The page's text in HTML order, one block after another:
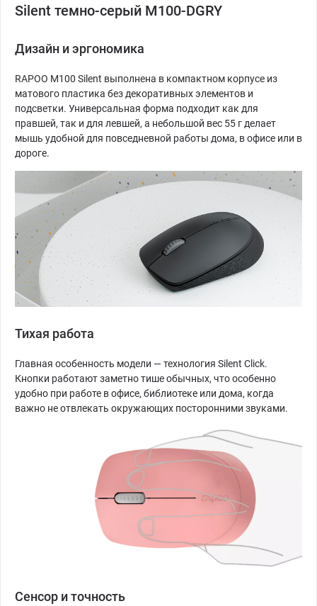
Silent темно-серый M100-DGRY
Дизайн и эргономика
RAPOO M100 Silent выполнена в компактном корпусе из
матового пластика без декоративных элементов и
подсветки. Универсальная форма подходит как для
правшей, так и для левшей, а небольшой вес 55 г делает
мышь удобной для повседневной работы дома, в офисе или в
дороге.
Тихая работа
Главная особенность модели — технология Silent Click.
Кнопки работают заметно тише обычных, что особенно
удобно при работе в офисе, библиотеке или дома, когда
важно не отвлекать окружающих посторонними звуками.
Сенсор и точность